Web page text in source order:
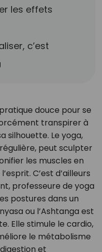
les effets
c’est
douce pour se
transpirer à
silhouette. Le yoga,
peut sculpter
les muscles en
d’ailleurs
professeure de yoga
postures dans un
ou l’Ashtanga est
Elle stimule le cardio,
le métabolisme
et